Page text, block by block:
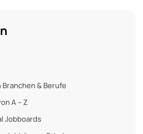
& Berufe
A – Z
Jobboards